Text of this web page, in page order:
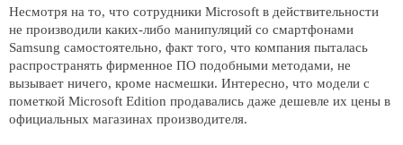
Несмотря на то, что сотрудники Microsoft в действительности
не производили каких-либо манипуляций со смартфонами
Samsung самостоятельно, факт того, что компания пыталась
распространять фирменное ПО подобными методами, не
вызывает ничего, кроме насмешки. Интересно, что модели с
пометкой Microsoft Edition продавались даже дешевле их цены в
официальных магазинах производителя.